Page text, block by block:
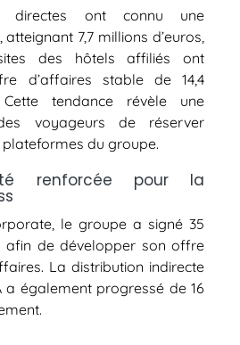
directes ont connu une
atteignant 7,7 millions d’euros,
des hôtels affiliés ont
d’affaires stable de 14,4
Cette tendance révèle une
voyageurs de réserver
du groupe.
renforcée pour la
le groupe a signé 35
afin de développer son offre
La distribution indirecte
a également progressé de 16